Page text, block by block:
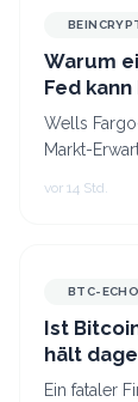
Warum
Fed
besiegen
Wells
Markt-
vor 14 Std.
BTC-ECHO
Ist
hält
Ein fataler